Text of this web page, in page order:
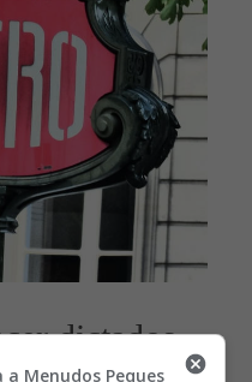
dictados,
Menudos Peques